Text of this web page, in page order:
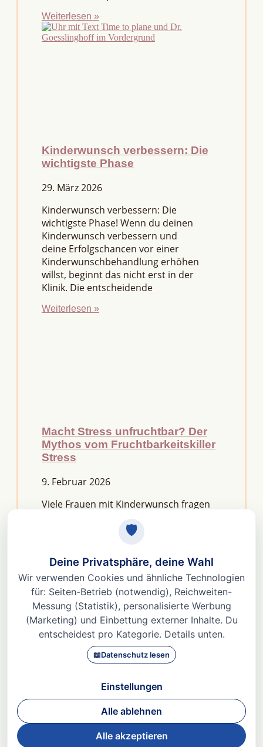
Weiterlesen »
Kinderwunsch verbessern: Die
wichtigste Phase
29. März 2026
Kinderwunsch verbessern: Die
wichtigste Phase! Wenn du deinen
Kinderwunsch verbessern und
deine Erfolgschancen vor einer
Kinderwunschbehandlung erhöhen
willst, beginnt das nicht erst in der
Klinik. Die entscheidende
Weiterlesen »
Macht Stress unfruchtbar? Der
Mythos vom Fruchtbarkeitskiller
Stress
9. Februar 2026
Viele Frauen mit Kinderwunsch fragen
kurze Antwort lautet: Nein, aber er kann
Fruchtbarkeit aus dem Gleichgewicht
bringen. Denn Stress
Weiterlesen »
© 2026 Dr. med Heidi Gößlinghoff |
|
Datenschutz|AGBs